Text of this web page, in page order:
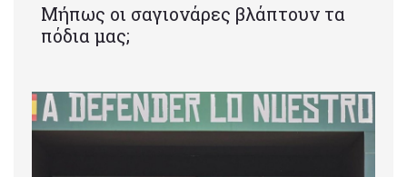
Μήπως οι σαγιονάρες βλάπτουν τα
πόδια μας;